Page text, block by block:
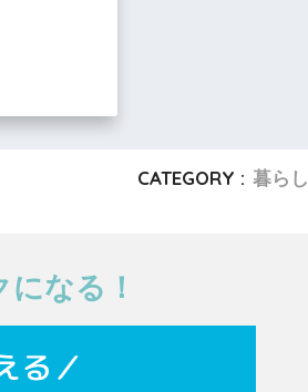
CATEGORY : 暮らし
なる！